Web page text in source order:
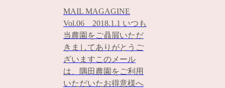
MAIL MAGAGINE
Vol.06 2018.1.1 いつも
当農園をご贔屓いただ
きましてありがとうご
ざいますこのメール
は、隅田農園をご利用
いただいたお得意様へ